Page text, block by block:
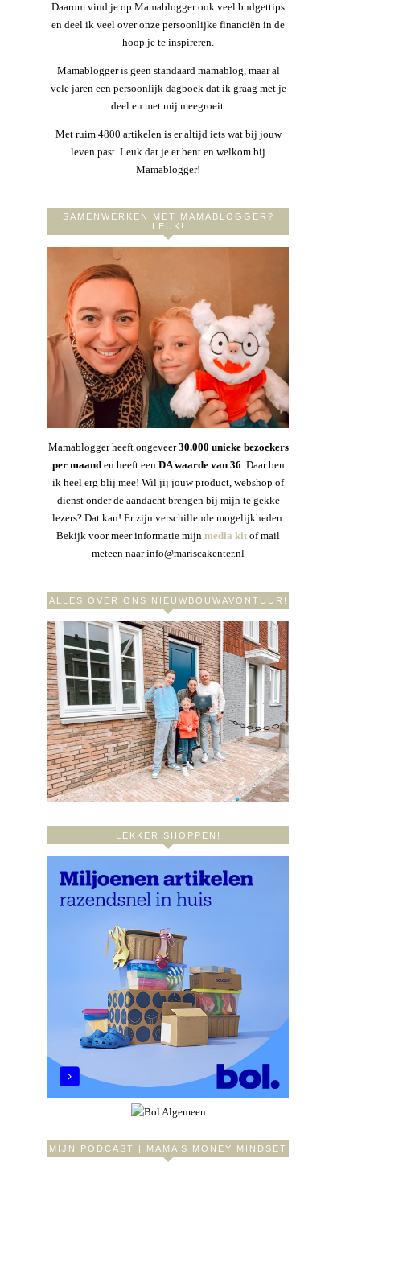
Daarom vind je op Mamablogger ook veel budgettips
en deel ik veel over onze persoonlijke financiën in de
hoop je te inspireren.
Mamablogger is geen standaard mamablog, maar al
vele jaren een persoonlijk dagboek dat ik graag met je
deel en met mij meegroeit.
Met ruim 4800 artikelen is er altijd iets wat bij jouw
leven past. Leuk dat je er bent en welkom bij
Mamablogger!
SAMENWERKEN MET MAMABLOGGER?
LEUK!
Mamablogger heeft ongeveer30.000 unieke bezoekers
per maanden heeft een DA waarde van 36. Daar ben
ik heel erg blij mee! Wil jij jouw product, webshop of
dienst onder de aandacht brengen bij mijn te gekke
lezers? Dat kan! Er zijn verschillende mogelijkheden.
Bekijk voor meer informatie mijn media kit of mail
meteen naar info@mariscakenter.nl
ALLES OVER ONS NIEUWBOUWAVONTUUR!
LEKKER SHOPPEN!
MIJN PODCAST | MAMA’S MONEY MINDSET